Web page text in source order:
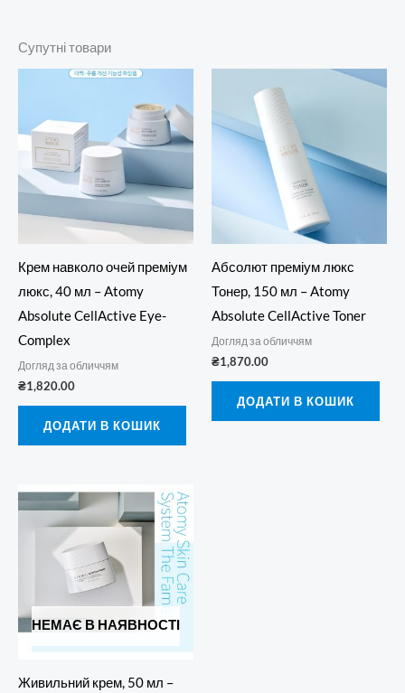
Супутні товари
Крем навколо очей преміум
люкс, 40 мл – Atomy
Absolute CellActive Eye-
Complex
Догляд за обличчям
₴1,820.00
ДОДАТИ В КОШИК
Абсолют преміум люкс
Тонер, 150 мл – Atomy
Absolute CellActive Toner
Догляд за обличчям
₴1,870.00
ДОДАТИ В КОШИК
НЕМАЄ В НАЯВНОСТІ
Живильний крем, 50 мл –